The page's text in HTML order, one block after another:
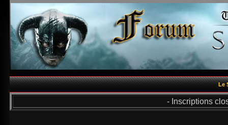
Le
- Inscriptions